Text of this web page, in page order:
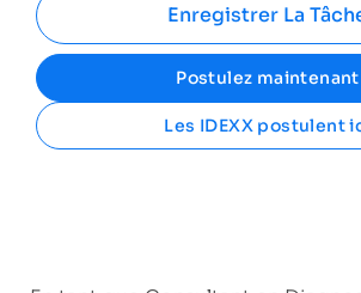
Enregistrer La
Postulez maintenant
Les IDEXX postulent